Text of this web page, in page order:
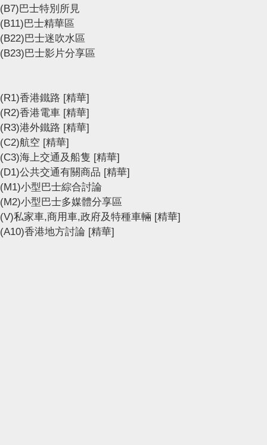
(B7)巴士特別所見
(B11)巴士精華區
(B22)巴士迷吹水區
(B23)巴士影片分享區
(R1)香港鐵路 [精華]
(R2)香港電車 [精華]
(R3)港外鐵路 [精華]
(C2)航空 [精華]
(C3)海上交通及船隻 [精華]
(D1)公共交通有關商品 [精華]
(M1)小型巴士綜合討論
(M2)小型巴士多媒體分享區
(V)私家車,商用車,政府及特種車輛 [精華]
(A10)香港地方討論 [精華]